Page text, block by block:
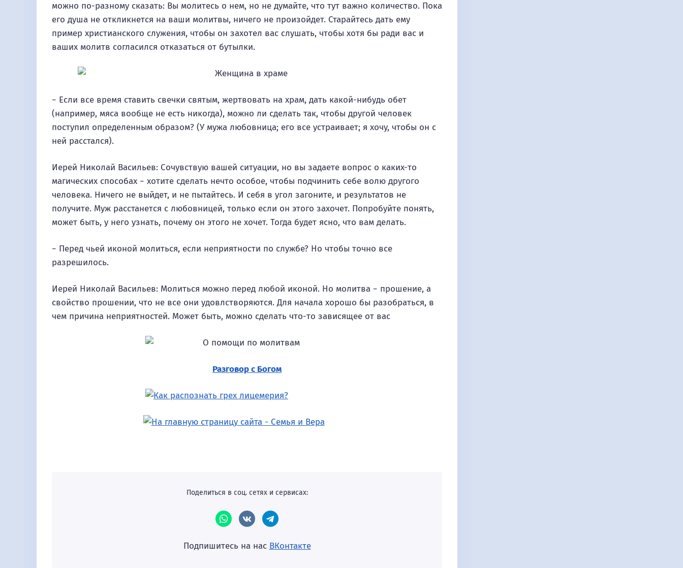
можно по-разному сказать: Вы молитесь о нем, но не думайте, что тут важно количество. Пока
его душа не откликнется на ваши молитвы, ничего не произойдет. Старайтесь дать ему
пример христианского служения, чтобы он захотел вас слушать, чтобы хотя бы ради вас и
ваших молитв согласился отказаться от бутылки.
− Если все время ставить свечки святым, жертвовать на храм, дать какой-нибудь обет
(например, мяса вообще не есть никогда), можно ли сделать так, чтобы другой человек
поступил определенным образом? (У мужа любовница; его все устраивает; я хочу, чтобы он с
ней расстался).
Иерей Николай Васильев: Сочувствую вашей ситуации, но вы задаете вопрос о каких-то
магических способах − хотите сделать нечто особое, чтобы подчинить себе волю другого
человека. Ничего не выйдет, и не пытайтесь. И себя в угол загоните, и результатов не
получите. Муж расстанется с любовницей, только если он этого захочет. Попробуйте понять,
может быть, у него узнать, почему он этого не хочет. Тогда будет ясно, что вам делать.
− Перед чьей иконой молиться, если неприятности по службе? Но чтобы точно все
разрешилось.
Иерей Николай Васильев: Молиться можно перед любой иконой. Но молитва − прошение, а
свойство прошении, что не все они удовлстворяются. Для начала хорошо бы разобраться, в
чем причина неприятностей. Может быть, можно сделать что-то зависящее от вас
Разговор с Богом
Поделиться в соц. сетях и сервисах:
Подпишитесь на нас ВКонтакте